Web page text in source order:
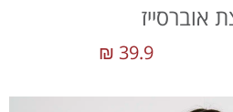
אוברסייז
39.9 ₪